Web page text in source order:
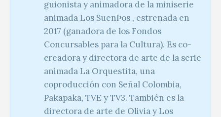
guionista y animadora de la miniserie
animada Los SuenÞos , estrenada en
2017 (ganadora de los Fondos
Concursables para la Cultura). Es co-
creadora y directora de arte de la serie
animada La Orquestita, una
coproducción con Señal Colombia,
Pakapaka, TVE y TV3. También es la
directora de arte de Olivia y Los